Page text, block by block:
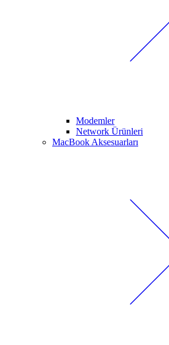
Modemler
Network Ürünleri
MacBook Aksesuarları